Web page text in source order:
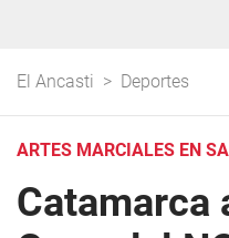
El Ancasti > Deportes
ARTES MARCIALES EN
Catamarca